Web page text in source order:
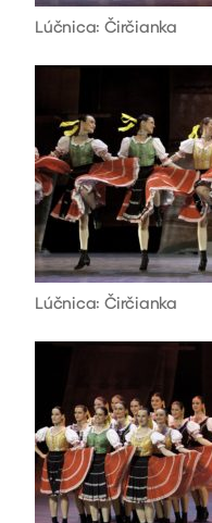
Lúčnica: Čirčianka
Lúčnica: Čirčianka